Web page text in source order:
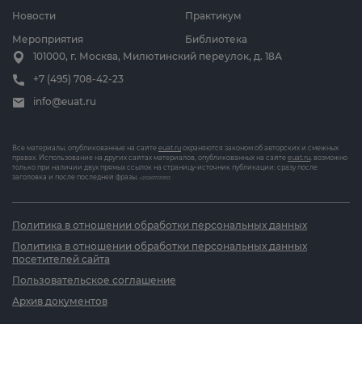
Новости
Мероприятия
Практикум
Библиотека
101000, г. Москва, Милютинский переулок, д. 18А
+7 (495) 708-42-23
info@euat.ru
Все материалы, опубликованные на сайте euat.ru охраняются законом об авторских и смежных
правах. Использование на других сайтах материалов, опубликованных на сайте euat.ru, возможно
только при наличии двух прямых ссылок на страницу-источник публикации: сразу после
заголовка и после последней фразы. v202607031833
Политика в отношении обработки персональных данных
Политика в отношении обработки персональных данных
посетителей сайта
Пользовательское соглашение
Архив документов